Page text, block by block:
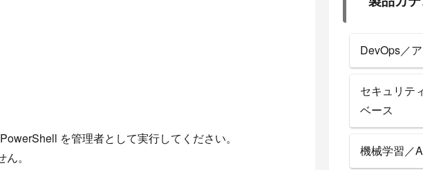
を管理者として実行してください。
。
DevOps／
セキュリテ
ベース
機械学習／